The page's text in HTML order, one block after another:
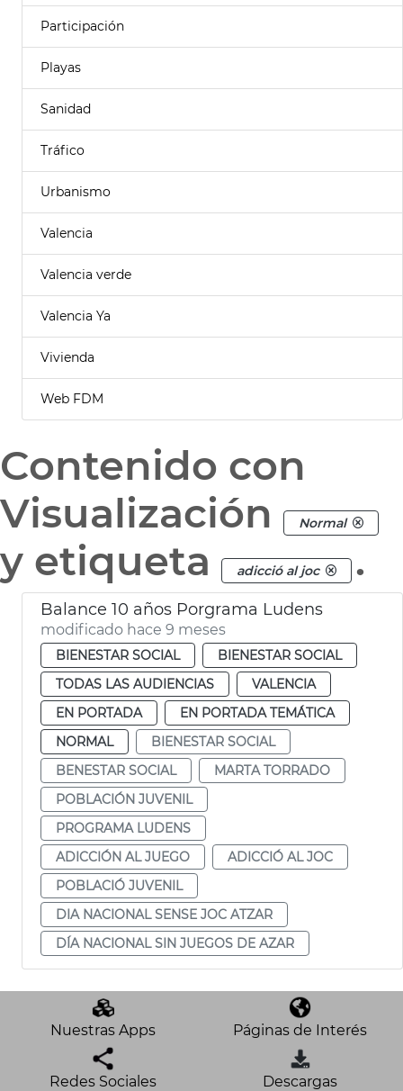
Participación
Playas
Sanidad
Tráfico
Urbanismo
Valencia
Valencia verde
Valencia Ya
Vivienda
Web FDM
Contenido con
Visualización
Normal
y etiqueta adicció al joc .
Balance 10 años Porgrama Ludens
modificado hace 9 meses
BIENESTAR SOCIAL
BIENESTAR SOCIAL
TODAS LAS AUDIENCIAS
VALENCIA
EN PORTADA
EN PORTADA TEMÁTICA
NORMAL
BIENESTAR SOCIAL
BENESTAR SOCIAL
MARTA TORRADO
POBLACIÓN JUVENIL
PROGRAMA LUDENS
ADICCIÓN AL JUEGO
ADICCIÓ AL JOC
POBLACIÓ JUVENIL
DIA NACIONAL SENSE JOC ATZAR
DÍA NACIONAL SIN JUEGOS DE AZAR
Nuestras Apps Páginas de Interés
Redes Sociales Descargas